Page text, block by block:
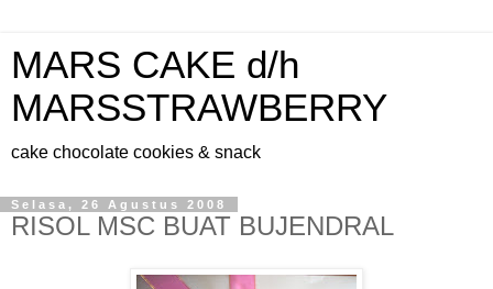
MARS CAKE d/h
MARSSTRAWBERRY
cake chocolate cookies & snack
Selasa, 26 Agustus 2008
RISOL MSC BUAT BUJENDRAL